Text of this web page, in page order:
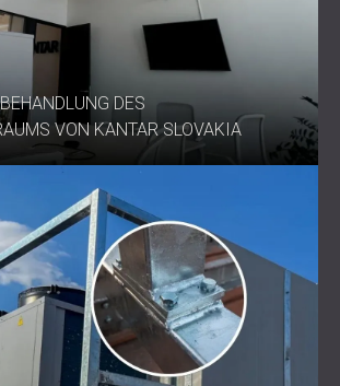
DES
VON KANTAR SLOVAKIA